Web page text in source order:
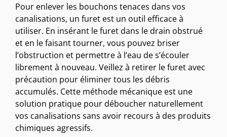
Pour enlever les bouchons tenaces dans vos
canalisations, un furet est un outil efficace à
utiliser. En insérant le furet dans le drain obstrué
et en le faisant tourner, vous pouvez briser
l’obstruction et permettre à l’eau de s’écouler
librement à nouveau. Veillez à retirer le furet avec
précaution pour éliminer tous les débris
accumulés. Cette méthode mécanique est une
solution pratique pour déboucher naturellement
vos canalisations sans avoir recours à des produits
chimiques agressifs.